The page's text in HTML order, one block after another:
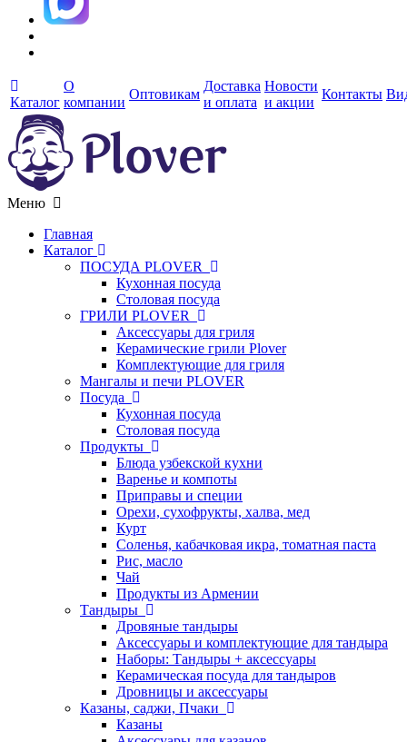
Каталог
О
компании
Оптовикам
Доставка
и оплата
Новости
и акции
Контакты
Меню
Главная
Каталог
ПОСУДА PLOVER
Кухонная посуда
Столовая посуда
ГРИЛИ PLOVER
Аксессуары для гриля
Керамические грили Plover
Комплектующие для гриля
Мангалы и печи PLOVER
Посуда
Кухонная посуда
Столовая посуда
Продукты
Блюда узбекской кухни
Варенье и компоты
Приправы и специи
Орехи, сухофрукты, халва, мед
Курт
Соленья, кабачковая икра, томатная паста
Рис, масло
Чай
Продукты из Армении
Тандыры
Дровяные тандыры
Аксессуары и комплектующие для тандыра
Наборы: Тандыры + аксессуары
Керамическая посуда для тандыров
Дровницы и аксессуары
Казаны, саджи, Пчаки
Казаны